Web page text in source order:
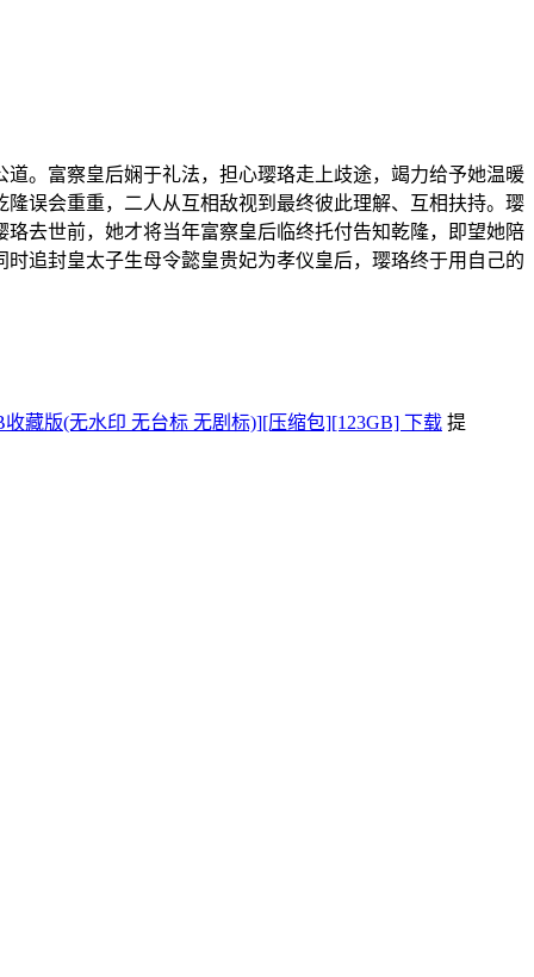
。富察皇后娴于礼法，担心璎珞走上歧途，竭力给予她温暖
误会重重，二人从互相敌视到最终彼此理解、互相扶持。璎
去世前，她才将当年富察皇后临终托付告知乾隆，即望她陪
追封皇太子生母令懿皇贵妃为孝仪皇后，璎珞终于用自己的
藏版(无水印 无台标 无剧标)][压缩包][123GB] 下载 提